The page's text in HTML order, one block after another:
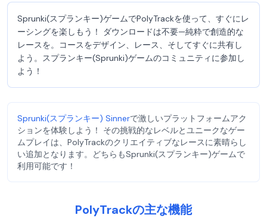
Sprunki(スプランキー)ゲームでPolyTrackを使って、すぐにレ
ーシングを楽しもう！ ダウンロードは不要—純粋で創造的な
レースを。コースをデザイン、レース、そしてすぐに共有し
よう。スプランキー(Sprunki)ゲームのコミュニティに参加し
よう！
Sprunki(スプランキー) Sinnerで激しいプラットフォームアク
ションを体験しよう！ その挑戦的なレベルとユニークなゲー
ムプレイは、PolyTrackのクリエイティブなレースに素晴らし
い追加となります。どちらもSprunki(スプランキー)ゲームで
利用可能です！
PolyTrackの主な機能